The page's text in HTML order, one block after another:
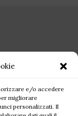
e/o accedere
migliorare
personalizzati. Il
è per sempre!